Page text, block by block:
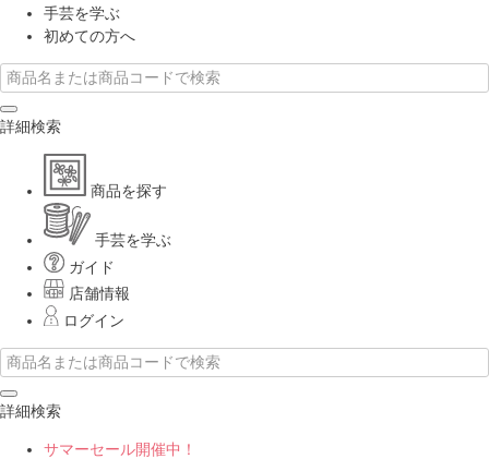
手芸を学ぶ
初めての方へ
詳細検索
商品を探す
手芸を学ぶ
ガイド
店舗情報
ログイン
詳細検索
サマーセール開催中！